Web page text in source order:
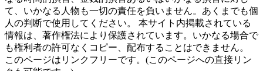
て、いかなる人物も一切の責任を負いません。あくまでも個
人の判断で使用してください。 本サイト内掲載されている
情報は、著作権法により保護されています。いかなる場合で
も権利者の許可なくコピー、配布することはできません。
このページはリンクフリーです。(このページへの直接リン